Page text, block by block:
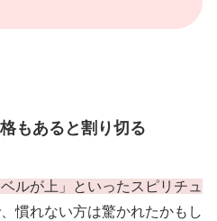
もあると割り切る
ルが上」といったスピリチュ
慣れない方は驚かれたかもし